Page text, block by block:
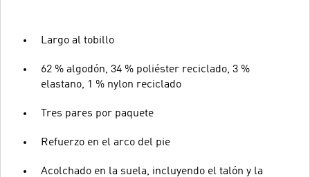
Largo al tobillo
62 % algodón, 34 % poliéster reciclado, 3 %
elastano, 1 % nylon reciclado
Tres pares por paquete
Refuerzo en el arco del pie
Acolchado en la suela, incluyendo el talón y la